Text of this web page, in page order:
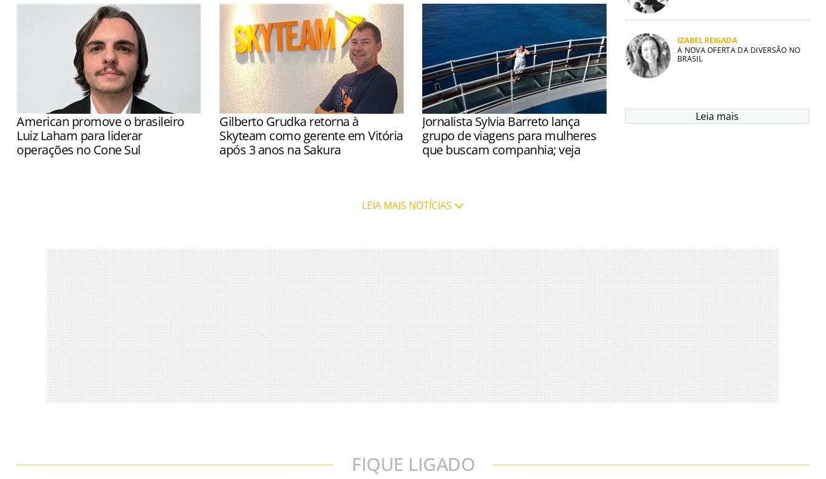
IZABEL REIGADA
A NOVA OFERTA DA DIVERSÃO NO
BRASIL
Leia mais
American promove o brasileiro
Luiz Laham para liderar
operações no Cone Sul
Gilberto Grudka retorna à
Skyteam como gerente em Vitória
após 3 anos na Sakura
Jornalista Sylvia Barreto lança
grupo de viagens para mulheres
que buscam companhia; veja
companhia e segurança
LEIA MAIS NOTÍCIAS
FIQUE LIGADO